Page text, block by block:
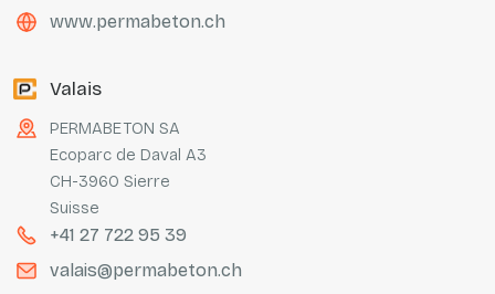
www.permabeton.ch
Valais
PERMABETON SA
Ecoparc de Daval A3
CH-3960 Sierre
Suisse
+41 27 722 95 39
valais@permabeton.ch